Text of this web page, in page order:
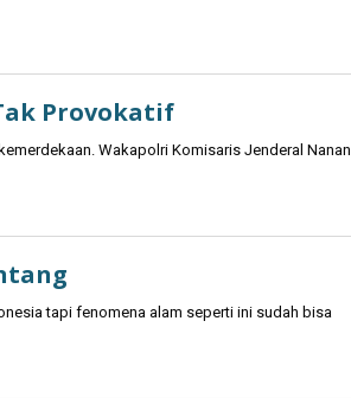
Provokatif
Wakapolri Komisaris Jenderal Nanan
tapi fenomena alam seperti ini sudah bisa